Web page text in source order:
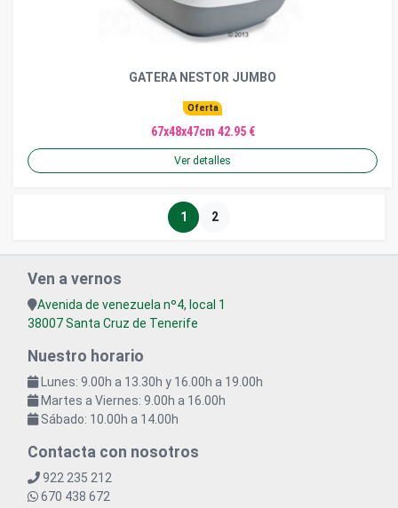
GATERA NESTOR JUMBO
Oferta
67x48x47cm 42.95 €
Ver detalles
1 2
Ven a vernos
Avenida de venezuela nº4, local 1
38007 Santa Cruz de Tenerife
Nuestro horario
Lunes: 9.00h a 13.30h y 16.00h a 19.00h
Martes a Viernes: 9.00h a 16.00h
Sábado: 10.00h a 14.00h
Contacta con nosotros
922 235 212
670 438 672